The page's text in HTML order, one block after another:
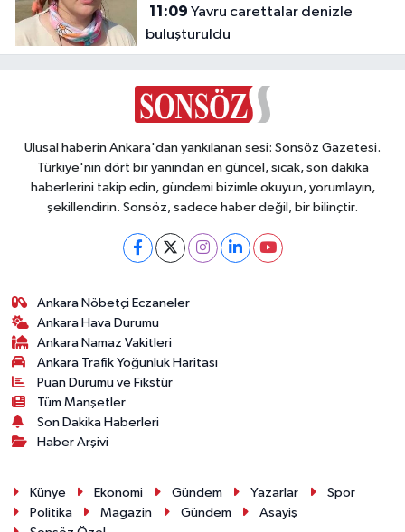
11:09
buluşturuldu
Ulusal haberin Ankara'dan yankılanan sesi: Sonsöz Gazetesi.
Türkiye'nin dört bir yanından en güncel, sıcak, son dakika
haberlerini takip edin, gündemi bizimle okuyun, yorumlayın,
şekillendirin. Sonsöz, sadece haber değil, bir bilinçtir.
Ankara Nöbetçi Eczaneler
Ankara Hava Durumu
Ankara Namaz Vakitleri
Ankara Trafik Yoğunluk Haritası
Puan Durumu ve Fikstür
Tüm Manşetler
Son Dakika Haberleri
Haber Arşivi
Künye Ekonomi Gündem Yazarlar
Spor
Politika
Magazin Gündem
Asayiş